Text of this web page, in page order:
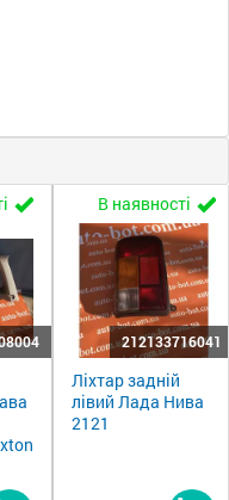
В наявності
212133716041
Ліхтар задній
лівий Лада Нива
2121